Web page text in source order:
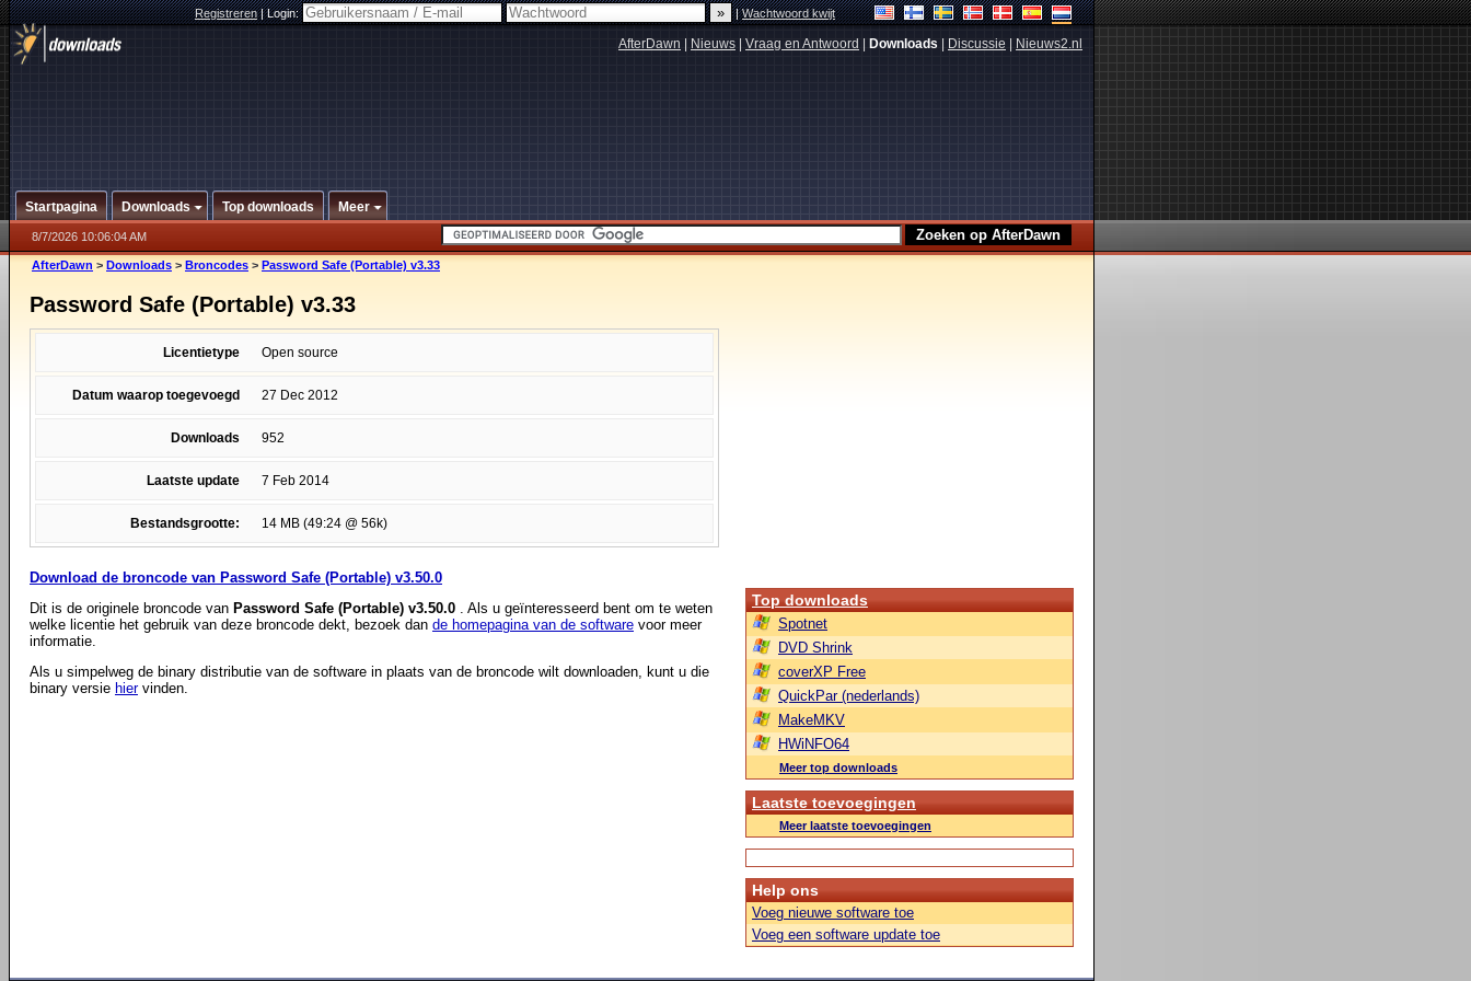
Registreren|Login: |Wachtwoord kwijt
AfterDawn Nieuws Vraag en Antwoord Downloads Discussie Nieuws2.nl
Startpagina Downloads Top downloads Meer
8/7/2026 10:06:04 AM
AfterDawn > Downloads > Broncodes > Password Safe (Portable) v3.33
Password Safe (Portable) v3.33
Licentietype Open source
Datum waarop toegevoegd 27 Dec 2012
Downloads 952
Laatste update 7 Feb 2014
Bestandsgrootte: 14 MB (49:24 @ 56k)
Download de broncode van Password Safe (Portable) v3.50.0
Dit is de originele broncode van Password Safe (Portable) v3.50.0 . Als u geïnteresseerd bent om te weten
welke licentie het gebruik van deze broncode dekt, bezoek dan de homepagina van de software voor meer
informatie.
Als u simpelweg de binary distributie van de software in plaats van de broncode wilt downloaden, kunt u die
binary versie hiervinden.
Top downloads
Spotnet
DVD Shrink
coverXP Free
QuickPar (nederlands)
MakeMKV
HWiNFO64
Meer top downloads
Laatste toevoegingen
Meer laatste toevoegingen
Help ons
Voeg nieuwe software toe
Voeg een software update toe